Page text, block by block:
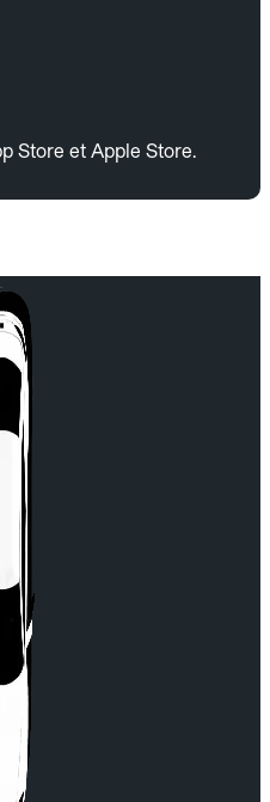
Store et Apple Store.